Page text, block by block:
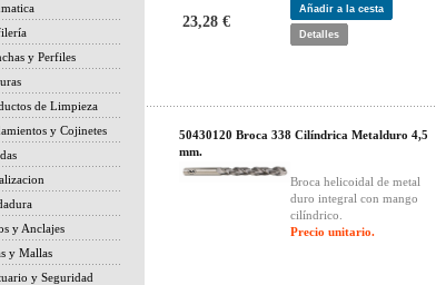
y Perfiles
de Limpieza
y Cojinetes
y Anclajes
y Mallas
y Seguridad
23,28 €
Añadir a la cesta
Detalles
50430120 Broca 338 Cilíndrica Metalduro 4,5
mm.
Broca helicoidal de metal
duro integral con mango
cilíndrico.
Precio unitario.